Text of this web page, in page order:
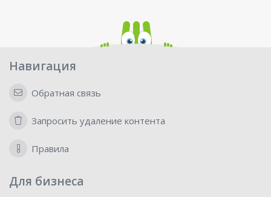
Навигация
Обратная связь
Запросить удаление контента
Правила
Для бизнеса